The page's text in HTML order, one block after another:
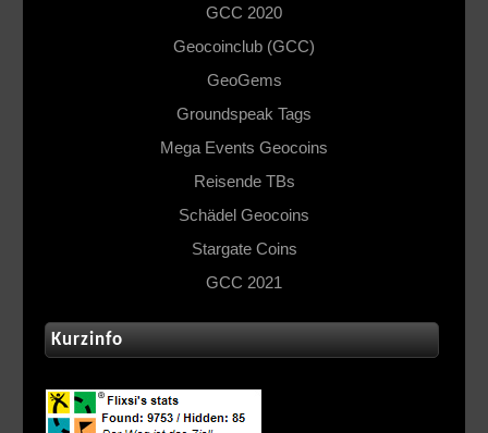
GCC 2020
Geocoinclub (GCC)
GeoGems
Groundspeak Tags
Mega Events Geocoins
Reisende TBs
Schädel Geocoins
Stargate Coins
GCC 2021
Kurzinfo